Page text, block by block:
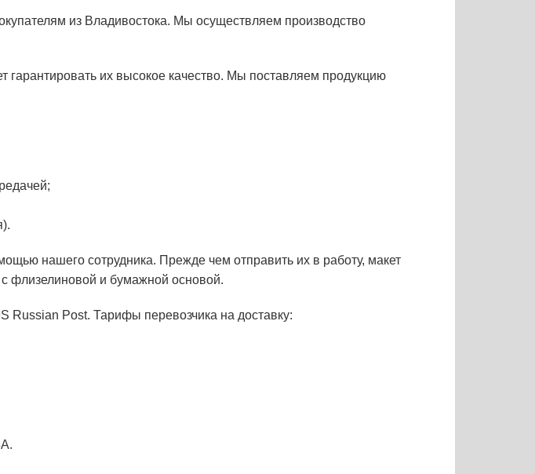
из Владивостока. Мы осуществляем производство
гарантировать их высокое качество. Мы поставляем продукцию
нашего сотрудника. Прежде чем отправить их в работу, макет
флизелиновой и бумажной основой.
Russian Post. Тарифы перевозчика на доставку: